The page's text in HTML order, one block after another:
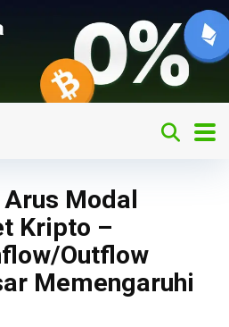
Modal
Kripto –
Outflow
Memengaruhi